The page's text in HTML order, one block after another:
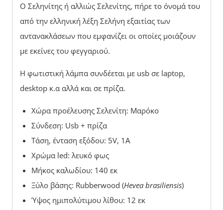
Ο Σεληνίτης ή αλλιώς Σελενίτης, πήρε το όνομά του
από την ελληνική λέξη Σελήνη εξαιτίας των
αντανακλάσεων που εμφανίζει οι οποίες μοιάζουν
με εκείνες του φεγγαριού.
Η φωτιστική λάμπα συνδέεται με usb σε laptop,
desktop κ.α αλλά και σε πρίζα.
Χώρα προέλευσης Σελενίτη: Μαρόκο
Σύνδεση: Usb + πρίζα
Τάση, ένταση εξόδου: 5V, 1A
Χρώμα led: λευκό φως
Μήκος καλωδίου: 140 εκ
Ξύλο βάσης: Rubberwood (Hevea brasiliensis)
Ύψος ημιπολύτιμου λίθου: 12 εκ